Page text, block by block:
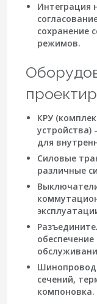
Интеграция
сохранение
режимов.
КРУ
устройства)-
для
Силовые
различные
сечений,
компоновка.